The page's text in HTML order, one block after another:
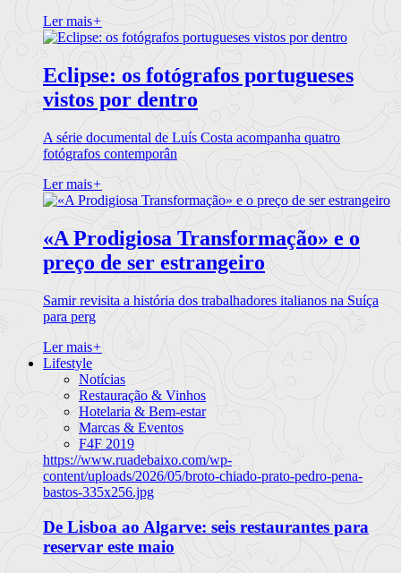
Ler mais+
Eclipse: os fotógrafos portugueses
vistos por dentro
A série documental de Luís Costa acompanha quatro
fotógrafos contemporân
Ler mais+
«A Prodigiosa Transformação» e o
preço de ser estrangeiro
Samir revisita a história dos trabalhadores italianos na Suíça
para perg
Ler mais+
Lifestyle
Notícias
Restauração & Vinhos
Hotelaria & Bem-estar
Marcas & Eventos
F4F 2019
https://www.ruadebaixo.com/wp-
content/uploads/2026/05/broto-chiado-prato-pedro-pena-
bastos-335x256.jpg
De Lisboa ao Algarve: seis restaurantes para
reservar este maio